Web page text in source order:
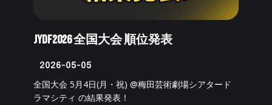
JYDF2026 全国大会 順位発表
2026-05-05
全国大会 5月4日(月・祝) @梅田芸術劇場シアタード
ラマシティ の結果発表！